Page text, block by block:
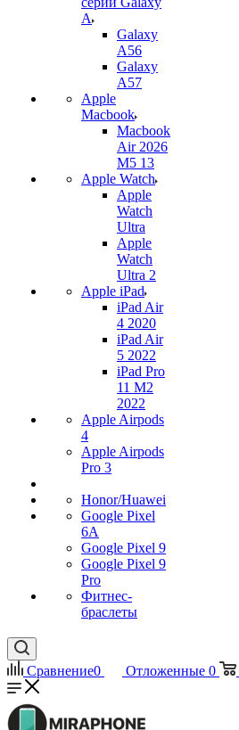
A
Galaxy
A56
Galaxy
A57
Apple
Macbook
Macbook
Air 2026
M5 13
Apple Watch
Apple
Watch
Ultra
Apple
Watch
Ultra 2
Apple iPad
iPad Air
4 2020
iPad Air
5 2022
iPad Pro
11 M2
2022
Apple Airpods
4
Apple Airpods
Pro 3
Honor/Huawei
Google Pixel
6A
Google Pixel 9
Google Pixel 9
Pro
Фитнес-
браслеты
Сравнение0 Отложенные 0